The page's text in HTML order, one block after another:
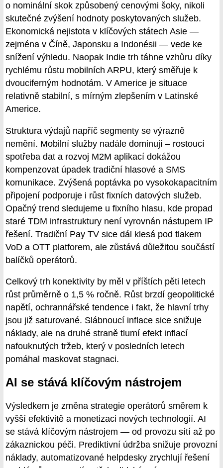
o nominální skok způsobený cenovými šoky, nikoli
skutečné zvýšení hodnoty poskytovaných služeb.
Ekonomická nejistota v klíčových státech Asie —
zejména v Číně, Japonsku a Indonésii — vede ke
snížení výhledu. Naopak Indie trh táhne vzhůru díky
rychlému růstu mobilních ARPU, který směřuje k
dvouciferným hodnotám. V Americe je situace
relativně stabilní, s mírným zlepšením v Latinské
Americe.
Struktura výdajů napříč segmenty se výrazně
nemění. Mobilní služby nadále dominují – rostoucí
spotřeba dat a rozvoj M2M aplikací dokážou
kompenzovat úpadek tradiční hlasové a SMS
komunikace. Zvýšená poptávka po vysokokapacitním
připojení podporuje i růst fixních datových služeb.
Opačný trend sledujeme u fixního hlasu, kde propad
staré TDM infrastruktury není vyrovnán nástupem IP
řešení. Tradiční Pay TV sice dál klesá pod tlakem
VoD a OTT platforem, ale zůstává důležitou součástí
balíčků operátorů.
Celkový trh konektivity by měl v příštích pěti letech
růst průměrně o 1,5 % ročně. Růst brzdí geopolitické
napětí, ochrannářské tendence i fakt, že hlavní trhy
jsou již saturované. Slábnoucí inflace sice snižuje
náklady, ale na druhé straně tlumí efekt inflací
nafouknutých tržeb, který v posledních letech
pomáhal maskovat stagnaci.
AI se stává klíčovým nástrojem
Výsledkem je změna strategie operátorů směrem k
vyšší efektivitě a monetizaci nových technologií. AI
se stává klíčovým nástrojem — od provozu sítí až po
zákaznickou péči. Prediktivní údržba snižuje provozní
náklady, automatizované helpdesky zrychlují řešení